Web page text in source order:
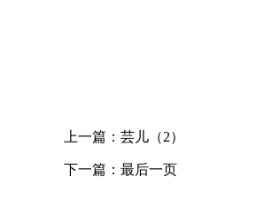
上一篇： 芸儿（2）
下一篇： 最后一页